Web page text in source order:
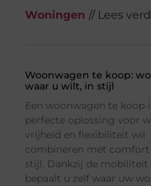
Woningen // Lees
Woonwagen te koop:
waar u wilt, in stijl
Een woonwagen te koop
perfecte oplossing voor
vrijheid en flexibiliteit wil
combineren met comfort
stijl. Dankzij de mobiliteit
bepaalt u zelf waar uw